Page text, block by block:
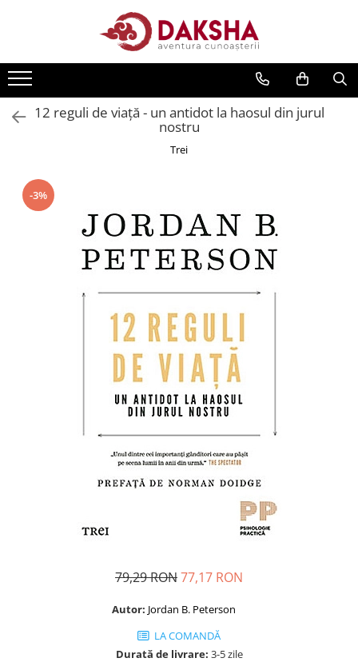
Editura Daksha
Seria Radu Cinamar
Seria Immanuel Velikovsky
Dezvăluiri
Spiritualitate
Transformare spirituală
Dezvoltare personală
Seria Montauk
Seria Chico Xavier
12 reguli de viaţă - un antidot la haosul din jurul
nostru
Trei
-3%
79,29 RON77,17 RON
Autor: Jordan B. Peterson
LA COMANDĂ
Durată de livrare: 3-5 zile